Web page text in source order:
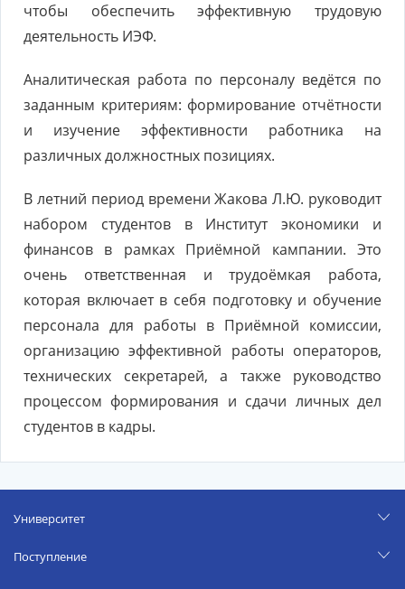
чтобы обеспечить эффективную трудовую
деятельность ИЭФ.
Аналитическая работа по персоналу ведётся по
заданным критериям: формирование отчётности
и изучение эффективности работника на
различных должностных позициях.
В летний период времени Жакова Л.Ю. руководит
набором студентов в Институт экономики и
финансов в рамках Приёмной кампании. Это
очень ответственная и трудоёмкая работа,
которая включает в себя подготовку и обучение
персонала для работы в Приёмной комиссии,
организацию эффективной работы операторов,
технических секретарей, а также руководство
процессом формирования и сдачи личных дел
студентов в кадры.
Университет
Поступление